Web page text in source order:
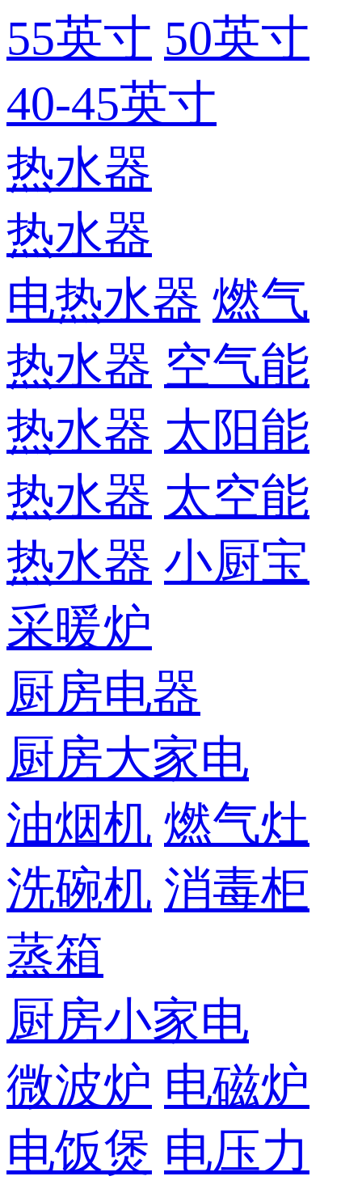
55英寸 50英寸
40-45英寸
热水器
热水器
电热水器 燃气
热水器 空气能
热水器 太阳能
热水器 太空能
热水器 小厨宝
采暖炉
厨房电器
厨房大家电
油烟机 燃气灶
洗碗机 消毒柜
蒸箱
厨房小家电
微波炉 电磁炉
电饭煲 电压力